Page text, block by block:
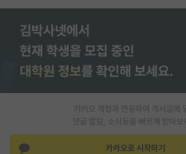
취업 게시판
임용 후기 게시판
인문사회 계열 게시판
특수/전문대학원 게시판
카카오 계정과 연동하여 게시글에
댓글 알람, 소식등을 빠르게 받아보
카카오로 시작하기